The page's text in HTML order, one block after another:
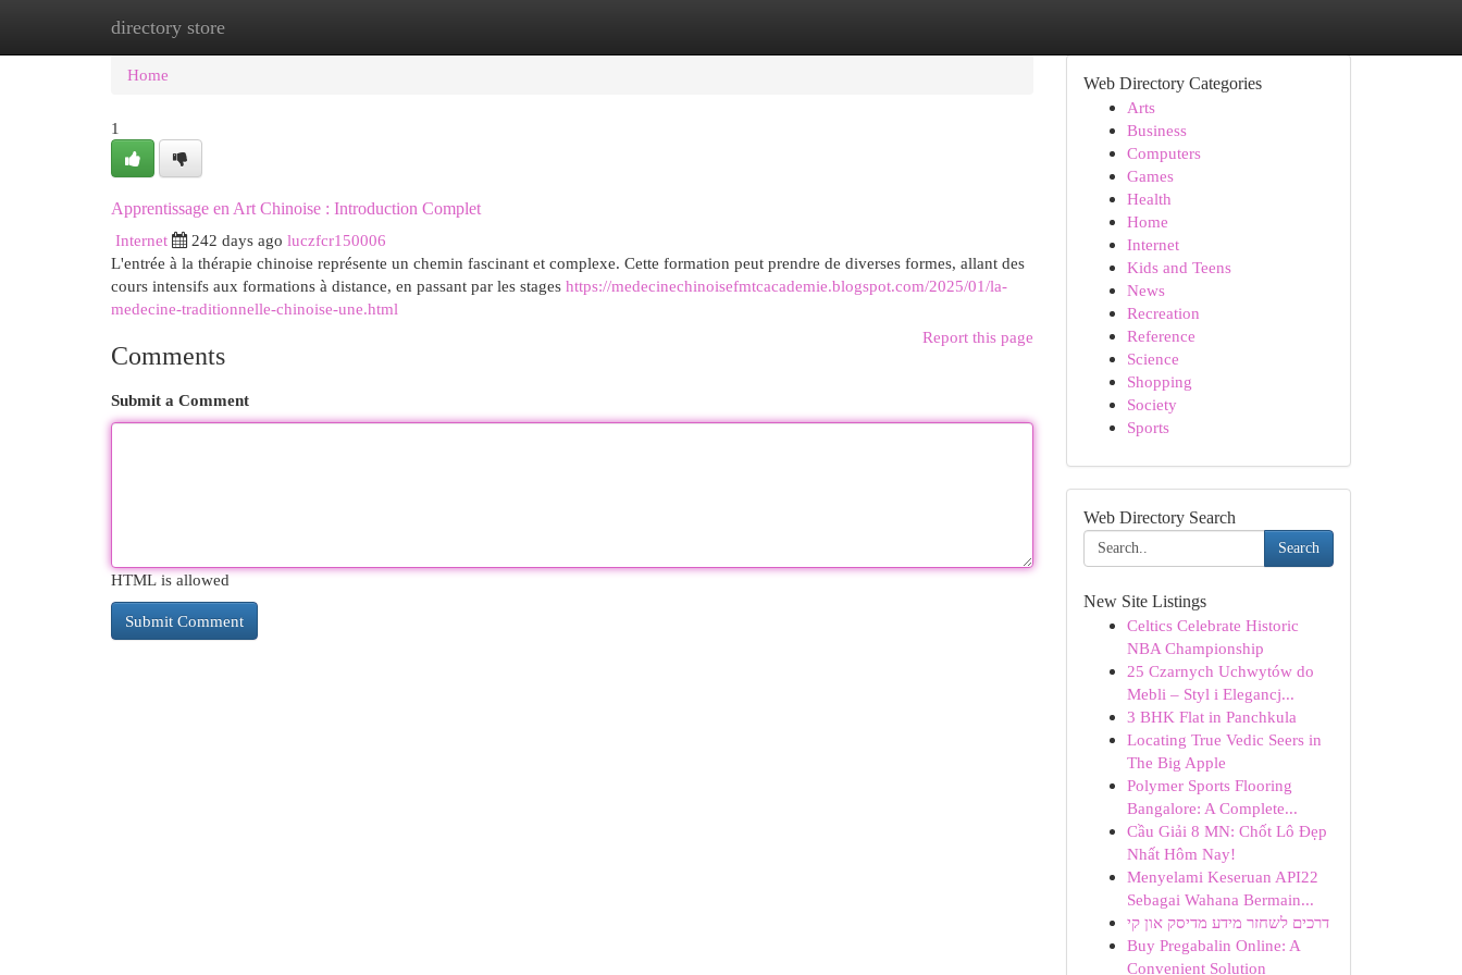
directory store
Home New Site Listings
Home
1
Apprentissage en Art Chinoise : Introduction Complet
Internet
242 days ago luczfcr150006
L'entrée à la thérapie chinoise représente un chemin fascinant et complexe. Cette formation peut prendre de diverses formes, allant des
cours intensifs aux formations à distance, en passant par les stages https://medecinechinoisefmtcacademie.blogspot.com/2025/01/la-
medecine-traditionnelle-chinoise-une.html
Report this page
Comments
Submit a Comment
HTML is allowed
Web Directory Categories
Arts
Business
Computers
Games
Health
Home
Internet
Kids and Teens
News
Recreation
Reference
Science
Shopping
Society
Sports
Web Directory Search
Search
New Site Listings
Celtics Celebrate Historic
NBA Championship
25 Czarnych Uchwytów do
Mebli – Styl i Elegancj...
3 BHK Flat in Panchkula
Locating True Vedic Seers in
The Big Apple
Polymer Sports Flooring
Bangalore: A Complete...
Cầu Giải 8 MN: Chốt Lô Đẹp
Nhất Hôm Nay!
Menyelami Keseruan API22
Sebagai Wahana Bermain...
דרכים לשחזר מידע מדיסק און קי
Buy Pregabalin Online: A
Convenient Solution